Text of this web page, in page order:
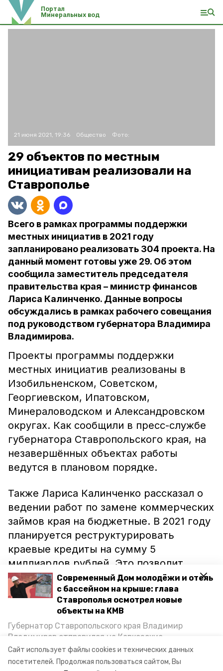
Сайт использует файлы cookies и технических данных
посетителей. Продолжая пользоваться сайтом, Вы
Современный Дом молодёжи и отель
с бассейном на крыше: глава
Ставрополья осмотрел новые
объекты на КМВ
Губернатор Ставропольского края Владимир
Владимиров отправился на Кавказские
Минеральные Воды, чтобы проинспектировать
строительство объектов в Кисловодске и
Портал
Минеральных вод
21 июня 2021, 19:36 Общество Фото:
29 объектов по местным
инициативам реализовали на
Ставрополье
Всего в рамках программы поддержки
местных инициатив в 2021 году
запланировано реализовать 304 проекта. На
данный момент готовы уже 29. Об этом
сообщила заместитель председателя
правительства края – министр финансов
Лариса Калинченко. Данные вопросы
обсуждались в рамках рабочего совещания
под руководством губернатора Владимира
Владимирова.
Проекты программы поддержки
местных инициатив реализованы в
Изобильненском, Советском,
Георгиевском, Ипатовском,
Минераловодском и Александровском
округах. Как сообщили в пресс-службе
губернатора Ставропольского края, на
незавершённых объектах работы
ведутся в плановом порядке.
Также Лариса Калинченко рассказал о
ведении работ по замене коммерческих
займов края на бюджетные. В 2021 году
планируется реструктурировать
краевые кредиты на сумму 5
миллиардов рублей. Это позволит
снизить процентную ставку.
Сэкономленные средства смогут быть
направлены на реализацию
инфраструктурных проектов,
запланированных на 2022-2024 годы.
Губернатор Владимир Владимиров
поручил определить их перечень.